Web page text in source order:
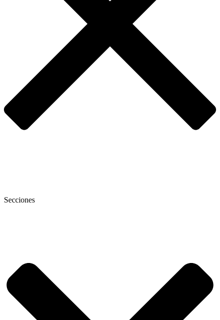
Secciones